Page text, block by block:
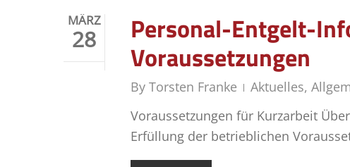
MÄRZ
28 Personal-Entgelt-
Voraussetzungen
By Torsten Franke Aktuelles,
Voraussetzungen für Kurzarbeit
Erfüllung der betrieblichen